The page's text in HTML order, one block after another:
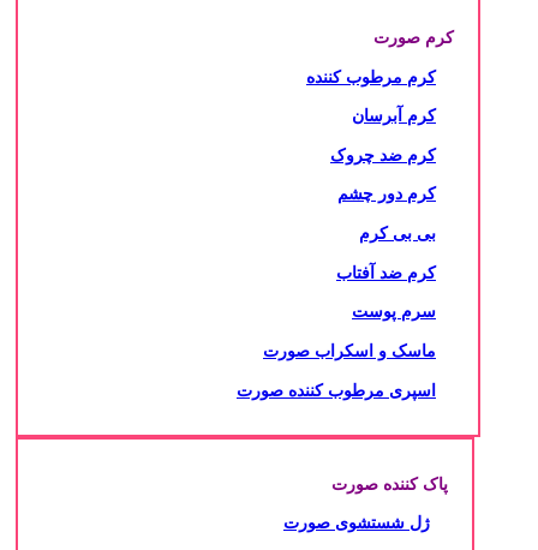
کرم صورت
کرم مرطوب کننده
کرم آبرسان
کرم ضد چروک
کرم دور چشم
بی بی کرم
کرم ضد آفتاب
سرم پوست
ماسک و اسکراب صورت
اسپری مرطوب کننده صورت
پاک کننده صورت
ژل شستشوی صورت